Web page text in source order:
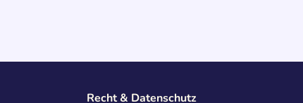
Recht & Datenschutz